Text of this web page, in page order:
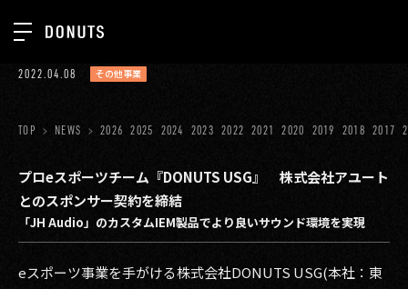
ジョブカン
ゲーム
ミクチャ
医療(CLIUS)
出版メディア
TOP
ABOUT
SERVICES
GROUP
RECRUIT
2022.04.08 その他事業
TOP NEWS 2026 2025 2024 2023 2022 2021 2020 2019 2018 2017
プロeスポーツチーム『DONUTS USG』 株式会社アユート
とのスポンサー契約を締結
「JH Audio」のカスタムIEM製品でより良いサウンド環境を実現
eスポーツ事業を手がける株式会社DONUTS USG(本社：東